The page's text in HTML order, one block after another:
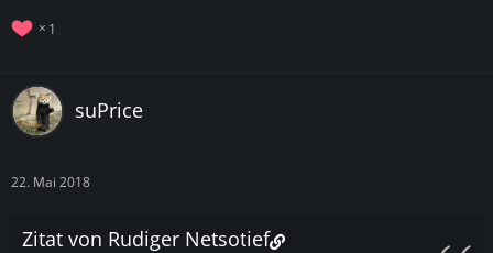
1
suPrice
22. Mai 2018
Zitat von Rudiger Netsotief